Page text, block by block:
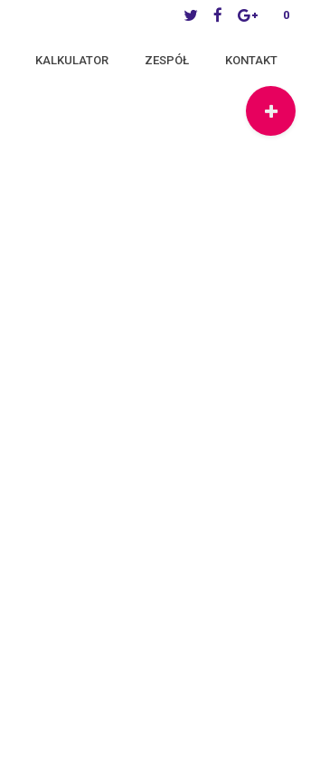
0
KALKULATOR ZESPÓŁ KONTAKT